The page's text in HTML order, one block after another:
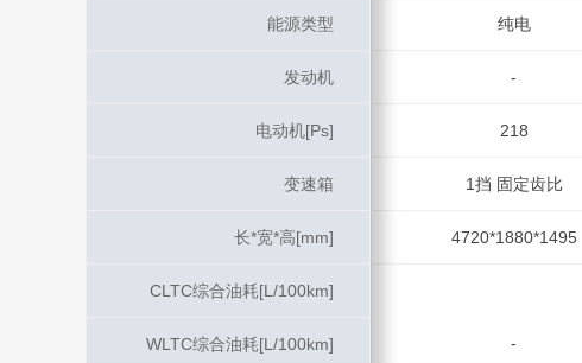
能源类型 纯电
发动机 -
电动机[Ps] 218
变速箱 1挡 固定齿比
长*宽*高[mm] 4720*1880*1495
CLTC综合油耗[L/100km]
WLTC综合油耗[L/100km] -
能源类型
发动机
电动机[Ps]
变速箱
长*宽*高[mm]
CLTC综合油耗[L/100km]
WLTC综合油耗[L/100km]